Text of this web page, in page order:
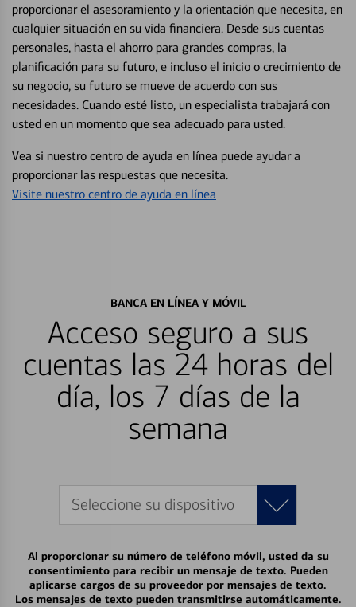
proporcionar el asesoramiento y la orientación que necesita, en
cualquier situación en su vida financiera. Desde sus cuentas
personales, hasta el ahorro para grandes compras, la
planificación para su futuro, e incluso el inicio o crecimiento de
su negocio, su futuro se mueve de acuerdo con sus
necesidades. Cuando esté listo, un especialista trabajará con
usted en un momento que sea adecuado para usted.
Vea si nuestro centro de ayuda en línea puede ayudar a
proporcionar las respuestas que necesita.
Visite nuestro centro de ayuda en línea
BANCA EN LÍNEA Y MÓVIL
Acceso seguro a sus
cuentas las 24 horas del
día, los 7 días de la
semana
Seleccione su dispositivo
Al proporcionar su número de teléfono móvil, usted da su
consentimiento para recibir un mensaje de texto. Pueden
aplicarse cargos de su proveedor por mensajes de texto.
Los mensajes de texto pueden transmitirse automáticamente.